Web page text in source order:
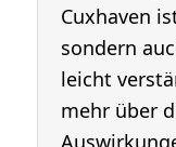
Cuxhaven
sondern
leicht
mehr über